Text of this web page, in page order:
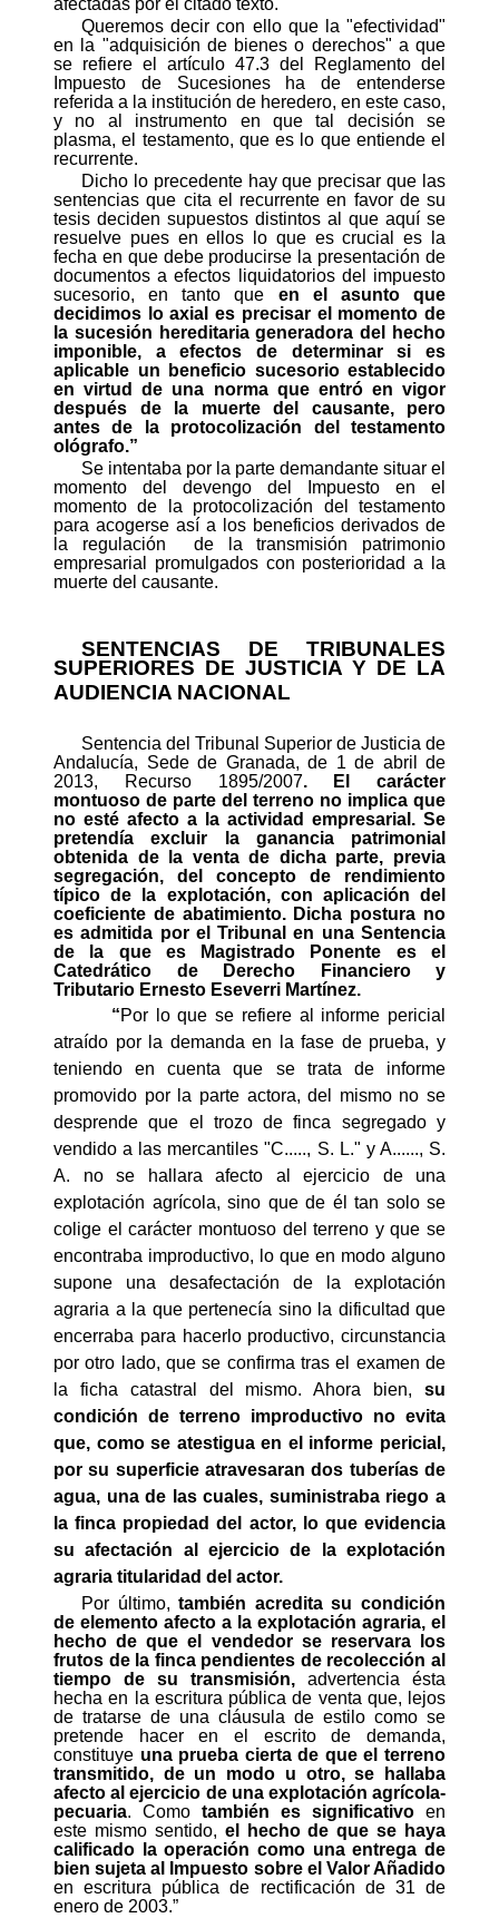
afectadas por el citado texto.
Queremos decir con ello que la "efectividad"
en la "adquisición de bienes o derechos" a que
se refiere el artículo 47.3 del Reglamento del
Impuesto de Sucesiones ha de entenderse
referida a la institución de heredero, en este caso,
y no al instrumento en que tal decisión se
plasma, el testamento, que es lo que entiende el
recurrente.
Dicho lo precedente hay que precisar que las
sentencias que cita el recurrente en favor de su
tesis deciden supuestos distintos al que aquí se
resuelve pues en ellos lo que es crucial es la
fecha en que debe producirse la presentación de
documentos a efectos liquidatorios del impuesto
sucesorio, en tanto que en el asunto que
decidimos lo axial es precisar el momento de
la sucesión hereditaria generadora del hecho
imponible, a efectos de determinar si es
aplicable un beneficio sucesorio establecido
en virtud de una norma que entró en vigor
después de la muerte del causante, pero
antes de la protocolización del testamento
ológrafo.”
Se intentaba por la parte demandante situar el
momento del devengo del Impuesto en el
momento de la protocolización del testamento
para acogerse así a los beneficios derivados de
la regulación
de la transmisión patrimonio
empresarial promulgados con posterioridad a la
muerte del causante.
SENTENCIAS DE TRIBUNALES
SUPERIORES DE JUSTICIA Y DE LA
AUDIENCIA NACIONAL
Sentencia del Tribunal Superior de Justicia de
Andalucía, Sede de Granada, de 1 de abril de
2013, Recurso 1895/2007. El carácter
montuoso de parte del terreno no implica que
no esté afecto a la actividad empresarial. Se
pretendía excluir la ganancia patrimonial
obtenida de la venta de dicha parte, previa
segregación, del concepto de rendimiento
típico de la explotación, con aplicación del
coeficiente de abatimiento. Dicha postura no
es admitida por el Tribunal en una Sentencia
de la que es Magistrado Ponente es el
Catedrático de Derecho Financiero y
Tributario Ernesto Eseverri Martínez.
“Por lo que se refiere al informe pericial
atraído por la demanda en la fase de prueba, y
teniendo en cuenta que se trata de informe
promovido por la parte actora, del mismo no se
desprende que el trozo de finca segregado y
vendido a las mercantiles "C....., S. L." y A......, S.
A. no se hallara afecto al ejercicio de una
explotación agrícola, sino que de él tan solo se
colige el carácter montuoso del terreno y que se
encontraba improductivo, lo que en modo alguno
supone una desafectación de la explotación
agraria a la que pertenecía sino la dificultad que
encerraba para hacerlo productivo, circunstancia
por otro lado, que se confirma tras el examen de
la ficha catastral del mismo. Ahora bien, su
condición de terreno improductivo no evita
que, como se atestigua en el informe pericial,
por su superficie atravesaran dos tuberías de
agua, una de las cuales, suministraba riego a
la finca propiedad del actor, lo que evidencia
su afectación al ejercicio de la explotación
agraria titularidad del actor.
Por último,también acredita su condición
de elemento afecto a la explotación agraria, el
hecho de que el vendedor se reservara los
frutos de la finca pendientes de recolección al
tiempo de su transmisión, advertencia ésta
hecha en la escritura pública de venta que, lejos
de tratarse de una cláusula de estilo como se
pretende hacer en el escrito de demanda,
constituye una prueba cierta de que el terreno
transmitido, de un modo u otro, se hallaba
afecto al ejercicio de una explotación agrícola-
pecuaria. Como también es significativo en
este mismo sentido, el hecho de que se haya
calificado la operación como una entrega de
bien sujeta al Impuesto sobre el Valor Añadido
en escritura pública de rectificación de 31 de
enero de 2003.”